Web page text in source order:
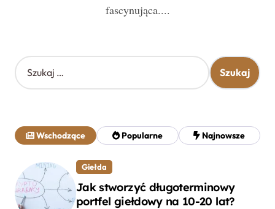
fascynująca....
S
z
j
:
Wschodzące Popularne Najnowsze
Giełda
Jak stworzyć długoterminowy
portfel giełdowy na 10-20 lat?